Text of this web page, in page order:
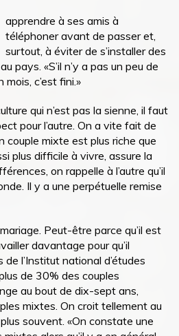
apprendre à ses amis à
téléphoner avant de passer et,
surtout, à éviter de s’installer des
pays. «S’il n’y a pas un peu de
c’est fini.»
qui n’est pas la sienne, il faut
pour l’autre. On a vite fait de
couple mixte est plus riche que
plus difficile à vivre, assure la
on rappelle à l’autre qu’il
Il y a une perpétuelle remise
Peut-être parce qu’il est
davantage pour qu’il
l’Institut national d’études
de 30% des couples
au bout de dix-sept ans,
mixtes. On croit tellement au
souvent. «On constate une